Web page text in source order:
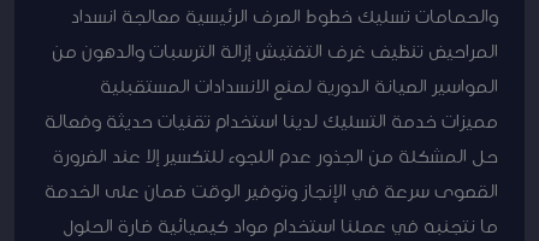
والحمامات تسليك خطوط الصرف الرئيسية معالجة انسداد
المراحيض تنظيف غرف التفتيش إزالة الترسبات والدهون من
المواسير الصيانة الدورية لمنع الانسدادات المستقبلية
مميزات خدمة التسليك لدينا استخدام تقنيات حديثة وفعالة
حل المشكلة من الجذور عدم اللجوء للتكسير إلا عند الضرورة
القصوى سرعة في الإنجاز وتوفير الوقت ضمان على الخدمة
ما نتجنبه في عملنا استخدام مواد كيميائية ضارة الحلول